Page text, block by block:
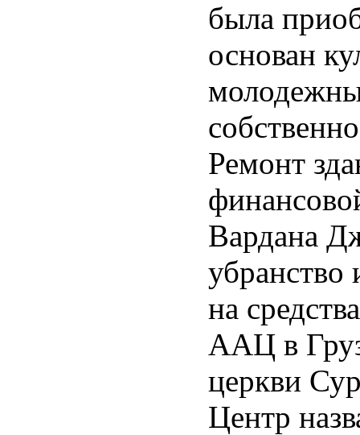
была
основан
Ремонт
Вардана
убранство
на
ААЦ в
церкви
Центр